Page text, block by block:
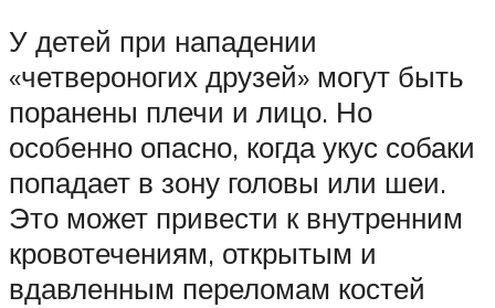
У детей при нападении
«четвероногих друзей» могут быть
поранены плечи и лицо. Но
особенно опасно, когда укус собаки
попадает в зону головы или шеи.
Это может привести к внутренним
кровотечениям, открытым и
вдавленным переломам костей